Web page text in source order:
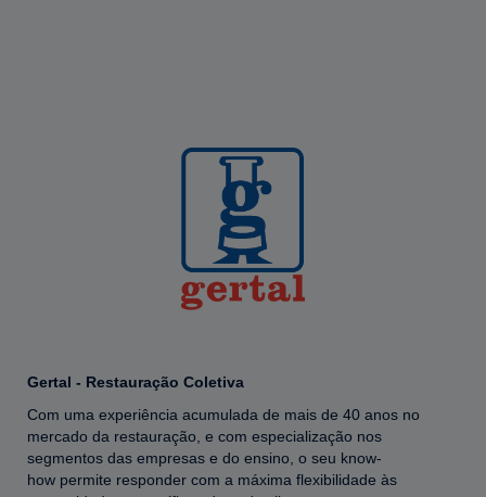
Gertal - Restauração Coletiva
Com uma experiência acumulada de mais de 40 anos no
mercado da restauração, e com especialização nos
segmentos das empresas e do ensino, o seu know-
how permite responder com a máxima flexibilidade às